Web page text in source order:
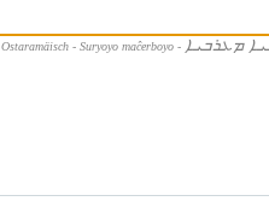
Ostaramäisch - Suryoyo maĉerboyo - ܡܥܪܒܝܐ